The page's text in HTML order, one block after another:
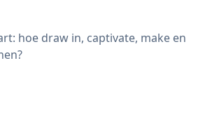
hoe draw in, captivate, make en